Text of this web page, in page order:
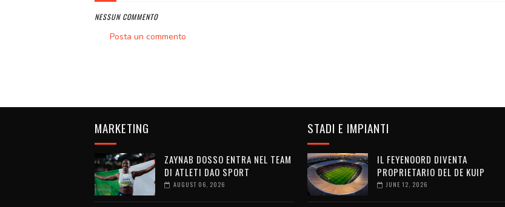
NESSUN COMMENTO
Posta un commento
MARKETING
ZAYNAB DOSSO ENTRA NEL TEAM
DI ATLETI DAO SPORT
AUGUST 06, 2026
STADI E IMPIANTI
IL FEYENOORD DIVENTA
PROPRIETARIO DEL DE KUIP
JUNE 12, 2026